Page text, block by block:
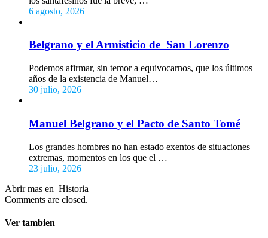
6 agosto, 2026
Belgrano y el Armisticio de San Lorenzo
Podemos afirmar, sin temor a equivocarnos, que los últimos
años de la existencia de Manuel…
30 julio, 2026
Manuel Belgrano y el Pacto de Santo Tomé
Los grandes hombres no han estado exentos de situaciones
extremas, momentos en los que el …
23 julio, 2026
Abrir mas en Historia
Comments are closed.
Ver tambien